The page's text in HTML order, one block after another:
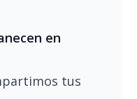
en
tus